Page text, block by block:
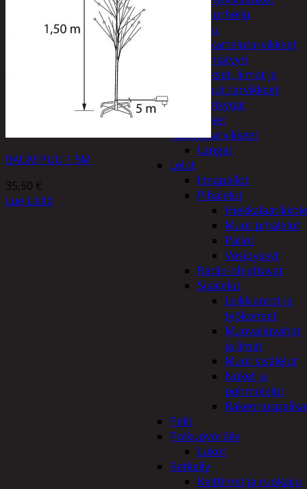
Vapaa-aika ja urheilu
Askartelu
Askartelutarvikkeet
Miniatyyri
Sakset, liimat ja
muut tarvikkeet
Värikynät
Harrasteet
Käsityötarvikkeet
Langat
Lelut
Ilmapallot
Pihalelut
Muut pihalelut
Pallot
Vesipyssyt
Radio-ohjattavat
Sisälelut
Leikkiautot ja
työkoneet
Muovailuvahat
ja limat
Muut sisälelut
Nuket ja
pehmolelut
Pelit
Polkupyöräily
Lukot
Retkeily
Keittimet ja ruokailu
BAUM PUU 1,5M
35,50 €
Lue Lisää